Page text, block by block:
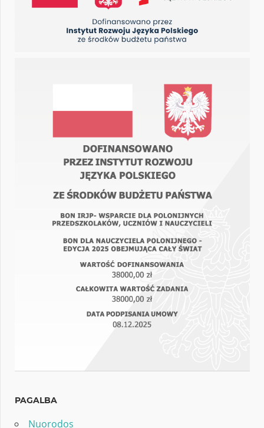
PAGALBA
Nuorodos